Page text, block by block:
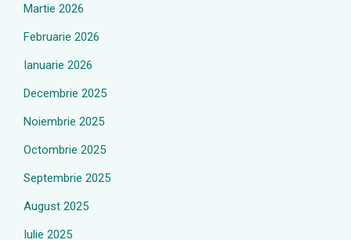
Martie 2026
Februarie 2026
Ianuarie 2026
Decembrie 2025
Noiembrie 2025
Octombrie 2025
Septembrie 2025
August 2025
Iulie 2025